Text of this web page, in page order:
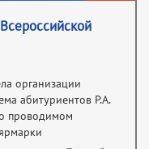
организации
абитуриентов Р.А.
проводимом